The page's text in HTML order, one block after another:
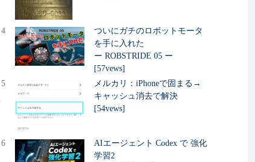
4
ついにガチのロボットモータ
を手に入れた
ー ROBSTRIDE 05 ー
[57vews]
5
メルカリ：iPhoneで固まる→
キャッシュ消去で解決
[54vews]
6
AIエージェント Codex で 強化
学習2